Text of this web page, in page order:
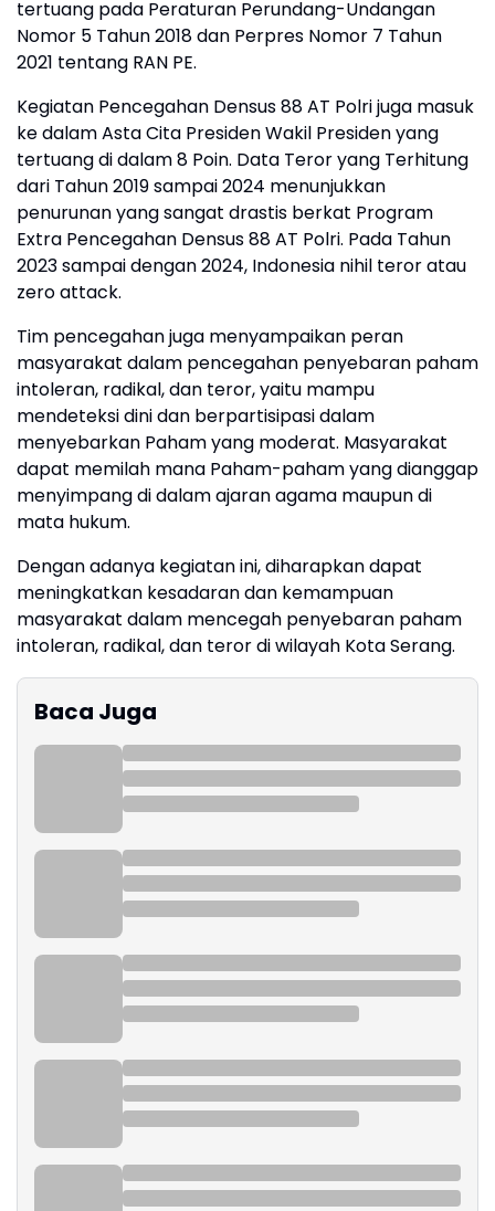
tertuang pada Peraturan Perundang-Undangan
Nomor 5 Tahun 2018 dan Perpres Nomor 7 Tahun
2021 tentang RAN PE.
Kegiatan Pencegahan Densus 88 AT Polri juga masuk
ke dalam Asta Cita Presiden Wakil Presiden yang
tertuang di dalam 8 Poin. Data Teror yang Terhitung
dari Tahun 2019 sampai 2024 menunjukkan
penurunan yang sangat drastis berkat Program
Extra Pencegahan Densus 88 AT Polri. Pada Tahun
2023 sampai dengan 2024, Indonesia nihil teror atau
zero attack.
Tim pencegahan juga menyampaikan peran
masyarakat dalam pencegahan penyebaran paham
intoleran, radikal, dan teror, yaitu mampu
mendeteksi dini dan berpartisipasi dalam
menyebarkan Paham yang moderat. Masyarakat
dapat memilah mana Paham-paham yang dianggap
menyimpang di dalam ajaran agama maupun di
mata hukum.
Dengan adanya kegiatan ini, diharapkan dapat
meningkatkan kesadaran dan kemampuan
masyarakat dalam mencegah penyebaran paham
intoleran, radikal, dan teror di wilayah Kota Serang.
Baca Juga